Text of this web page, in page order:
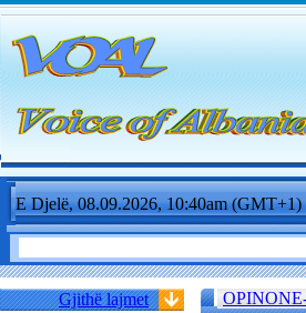
E Djelë, 08.09.2026, 10:40am (GMT+1)
Gjithë lajmet